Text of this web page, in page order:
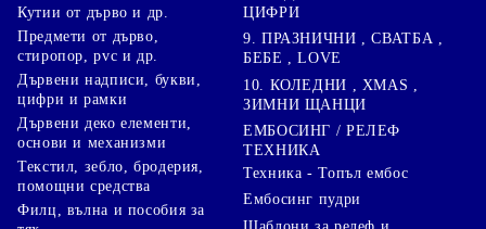
Кутии от дърво и др.
Предмети от дърво,
стиропор, pvc и др.
Дървени надписи, букви,
цифри и рамки
Дървени деко елементи,
основи и механизми
Текстил, зебло, бродерия,
помощни средства
Филц, вълна и пособия за
ЦИФРИ
9. ПРАЗНИЧНИ , СВАТБА ,
БЕБЕ , LOVE
10. КОЛЕДНИ , XMAS ,
ЗИМНИ ЩАНЦИ
ЕМБОСИНГ / РЕЛЕФ
ТЕХНИКА
Техника - Топъл ембос
Ембосинг пудри